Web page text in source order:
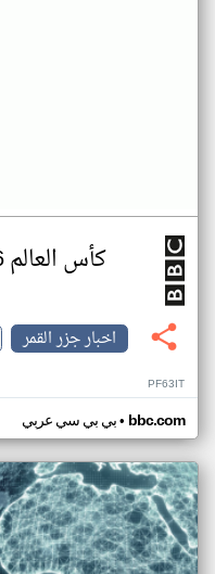
كأس العالم 2026
اخبار جزر القمر
PF63IT
بي بي سي عربي• bbc.com